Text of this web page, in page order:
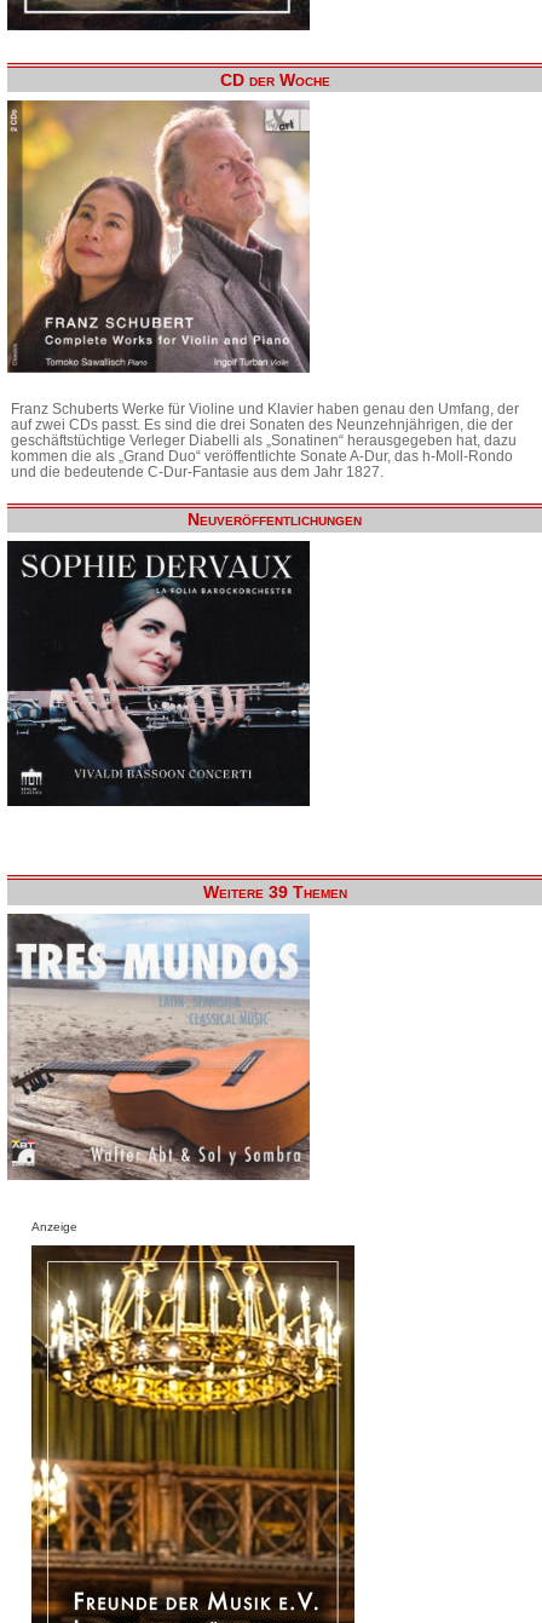
CD der Woche
Franz Schuberts Werke für Violine und Klavier haben genau den Umfang, der
auf zwei CDs passt. Es sind die drei Sonaten des Neunzehnjährigen, die der
geschäftstüchtige Verleger Diabelli als „Sonatinen“ herausgegeben hat, dazu
kommen die als „Grand Duo“ veröffentlichte Sonate A-Dur, das h-Moll-Rondo
und die bedeutende C-Dur-Fantasie aus dem Jahr 1827.
Neuveröffentlichungen
Weitere 39 Themen
Anzeige